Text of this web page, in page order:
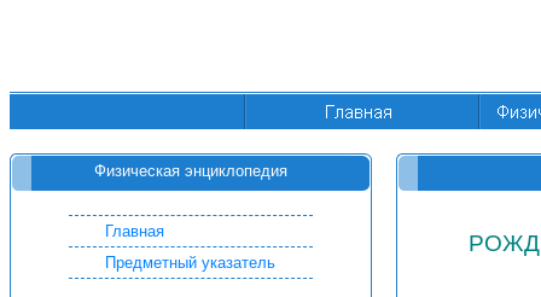
Физическая энциклопедия
Главная
Предметный указатель